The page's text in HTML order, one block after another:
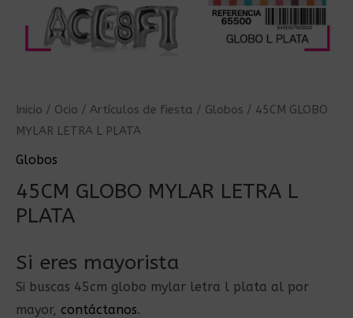
Inicio / Ocio / Artículos de fiesta / Globos / 45CM GLOBO
MYLAR LETRA L PLATA
Globos
45CM GLOBO MYLAR LETRA L
PLATA
Si eres mayorista
Si buscas 45cm globo mylar letra l plata al por
mayor, contáctanos.